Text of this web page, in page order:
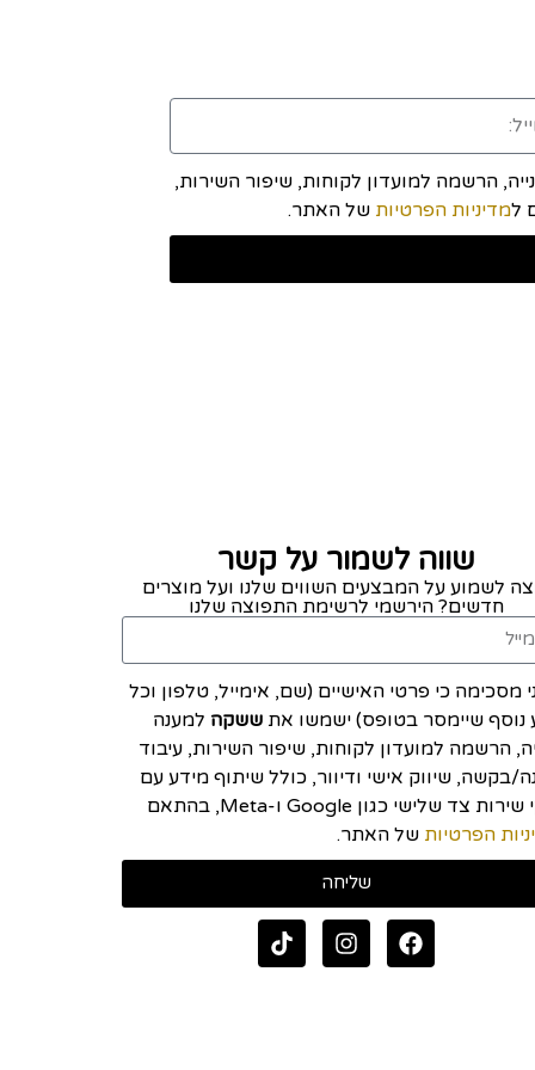
הרשמה למועדון לקוחות, שיפור השירות,
מדיניות הפרטיות של האתר.
שווה לשמור על קשר
לשמוע על המבצעים השווים שלנו ועל מוצרים
חדשים? הירשמי לרשימת התפוצה שלנו
מסכימה כי פרטי האישיים (שם, אימייל, טלפון וכל
נוסף שיימסר בטופס) ישמשו אתששקה למענה
הרשמה למועדון לקוחות, שיפור השירות, עיבוד
בקשה, שיווק אישי ודיוור, כולל שיתוף מידע עם
ספקי שירות צד שלישי כגון Google ו-Meta, בהתאם
הפרטיות של האתר.
שליחה